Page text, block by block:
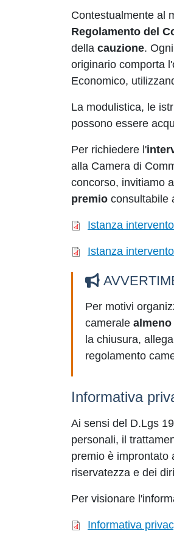
Contestualmente al
Regolamento del
della cauzione.
originario comporta
Economico,
La modulistica, le
possono essere
Per richiedere l'
alla Camera di
concorso, invitiamo
premio consultabile
Istanza
Istanza
Per motivi
camerale
la chiusura,
regolamento
Informativa
Ai sensi del D.Lgs
personali, il
premio è improntato
riservatezza e dei
Per visionare
Informativa